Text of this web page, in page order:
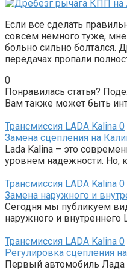
Если все сделать
совсем немного туже,
больно сильно болтался.
передачах пропали
0
Понравилась статья?
Вам также может быть
Трансмиссия LADA Kalina 0
Замена сцепления на
Lada Kalina – это
уровнем надежности. Но,
Трансмиссия LADA Kalina 0
Замена наружного и
Сегодня мы публикуем
наружного и
Трансмиссия LADA Kalina 0
Регулировка сцепления
Первый автомобиль